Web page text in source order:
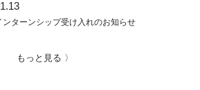
ンターンシップ受け入れのお知らせ
もっと見る 〉